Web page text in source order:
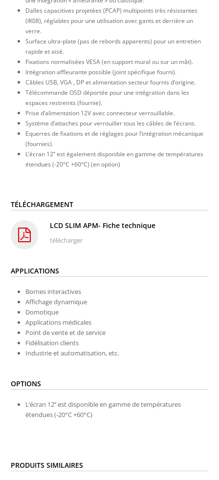
Dalles capacitives projetées (PCAP) multipoints très résistantes
(IK08), réglables pour une utilisation avec gants et derrière un
verre.
Surface ultra-plate (pas de rebords apparents) pour un entretien
rapide et aisé.
Fixations normalisées VESA (en support mural ou sur un mât).
Intégration affleurante possible (joint spécifique fourni).
Câbles USB, VGA , DP et alimentation secteur fournis d’origine.
Télécommande OSD déportée pour une intégration dans les
espaces restreints (fournie).
Prise d’alimentation 12V avec connecteur verrouillable.
Système d’attaches pour verrouiller tous les câbles de l’écrans.
Equerres de fixations et de réglages pour l’intégration mécanique
(fournies).
L’écran 12’’ est également disponible en gamme de températures
étendues(-20°C +60°C) (en option)
TÉLÉCHARGEMENT
LCD SLIM APM- Fiche technique
télécharger
APPLICATIONS
Bornes interactives
Affichage dynamique
Domotique
Applications médicales
Point de vente et de service
Fidélisation clients
Industrie et automatisation,etc.
OPTIONS
L’écran 12’’ est disponible en gamme de températures
étendues (-20°C +60°C)
PRODUITS SIMILAIRES